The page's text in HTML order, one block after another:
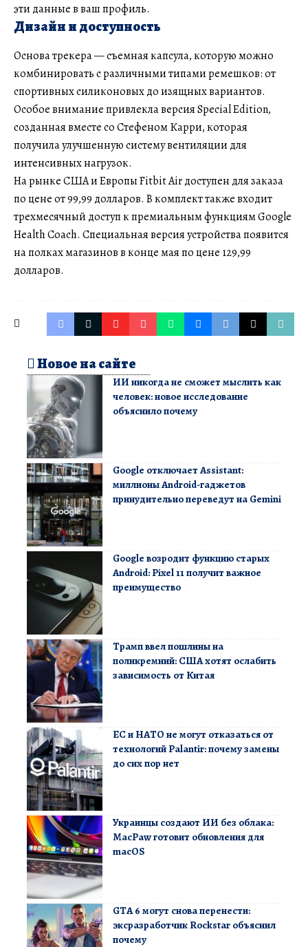
эти данные в ваш профиль.
Дизайн и доступность
Основа трекера — съемная капсула, которую можно
комбинировать с различными типами ремешков: от
спортивных силиконовых до изящных вариантов.
Особое внимание привлекла версия Special Edition,
созданная вместе со Стефеном Карри, которая
получила улучшенную систему вентиляции для
интенсивных нагрузок.
На рынке США и Европы Fitbit Air доступен для заказа
по цене от 99,99 долларов. В комплект также входит
трехмесячный доступ к премиальным функциям Google
Health Coach. Специальная версия устройства появится
на полках магазинов в конце мая по цене 129,99
долларов.
Новое на сайте
ИИ никогда не сможет мыслить как
человек: новое исследование
объяснило почему
Google отключает Assistant:
миллионы Android-гаджетов
принудительно переведут на Gemini
Google возродит функцию старых
Android: Pixel 11 получит важное
преимущество
Трамп ввел пошлины на
поликремний: США хотят ослабить
зависимость от Китая
ЕС и НАТО не могут отказаться от
технологий Palantir: почему замены
до сих пор нет
Украинцы создают ИИ без облака:
MacPaw готовит обновления для
macOS
GTA 6 могут снова перенести:
эксразработчик Rockstar объяснил
почему